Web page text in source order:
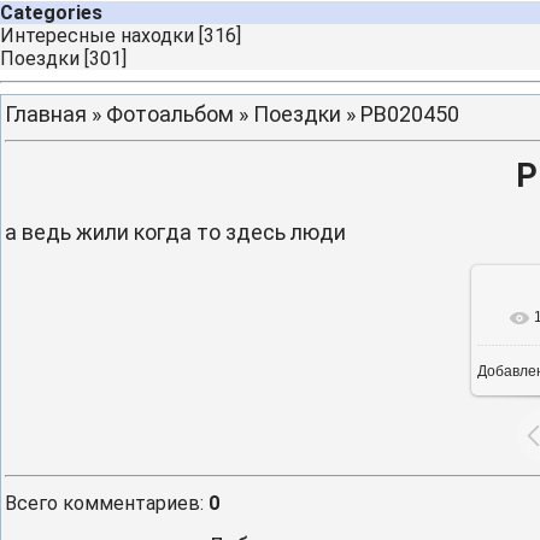
Categories
Интересные находки [316]
Поездки [301]
Главная » Фотоальбом » Поездки » PB020450
а ведь жили когда то здесь люди
Всего комментариев: 0